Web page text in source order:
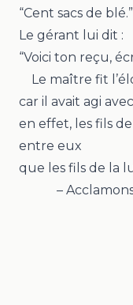
“Cent sacs de blé.”
Le gérant lui dit :
“Voici ton reçu,
Le maître fit
car il avait agi
en effet, les fils
entre eux
que les fils de la
– Acclamons